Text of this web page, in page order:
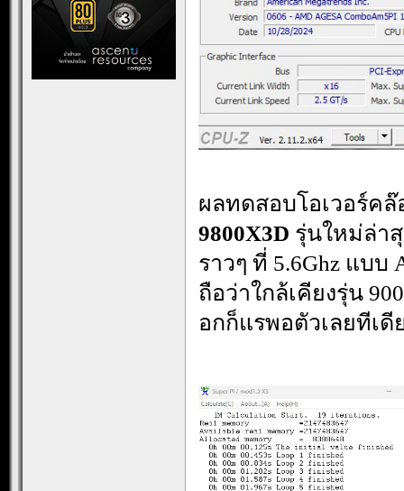
ผลทดสอบโอเวอร์ค
9800X3D รุ่นใหม่ล่า
ราวๆ ที่ 5.6Ghz แบบ
ถือว่าใกล้เคียงรุ่น
อกก็แรพอตัวเลยทีเดี